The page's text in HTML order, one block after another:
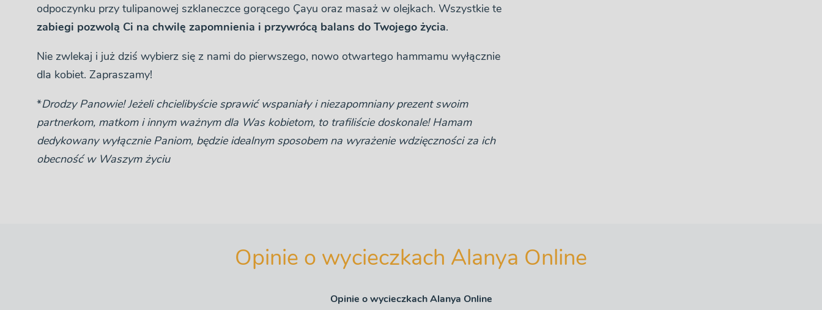
odpoczynku przy tulipanowej szklaneczce gorącego Çayu oraz masaż w olejkach. Wszystkie te
zabiegi pozwolą Ci na chwilę zapomnienia i przywrócą balans do Twojego życia.
Nie zwlekaj i już dziś wybierz się z nami do pierwszego, nowo otwartego hammamu wyłącznie
dla kobiet. Zapraszamy!
*Drodzy Panowie! Jeżeli chcielibyście sprawić wspaniały i niezapomniany prezent swoim
partnerkom, matkom i innym ważnym dla Was kobietom, to trafiliście doskonale! Hamam
dedykowany wyłącznie Paniom, będzie idealnym sposobem na wyrażenie wdzięczności za ich
obecność w Waszym życiu
Opinie o wycieczkach Alanya Online
Opinie o wycieczkach Alanya Online